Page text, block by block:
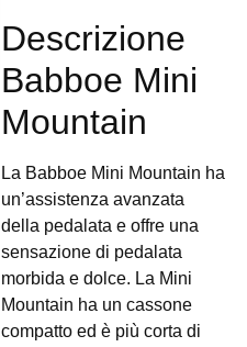
Descrizione
Babboe Mini
Mountain
La Babboe Mini Mountain ha
un’assistenza avanzata
della pedalata e offre una
sensazione di pedalata
morbida e dolce. La Mini
Mountain ha un cassone
compatto ed è più corta di